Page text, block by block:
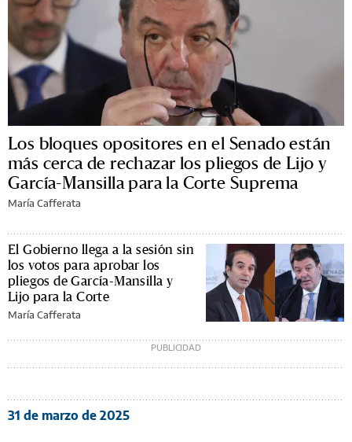
Los bloques opositores en el Senado están
más cerca de rechazar los pliegos de Lijo y
García-Mansilla para la Corte Suprema
María Cafferata
El Gobierno llega a la sesión sin
los votos para aprobar los
pliegos de García-Mansilla y
Lijo para la Corte
María Cafferata
31 de marzo de 2025